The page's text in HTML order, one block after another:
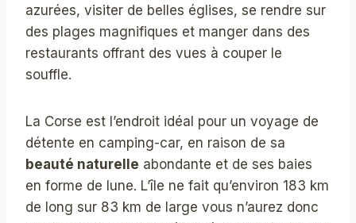
azurées, visiter de belles églises, se rendre sur
des plages magnifiques et manger dans des
restaurants offrant des vues à couper le
souffle.
La Corse est l’endroit idéal pour un voyage de
détente en camping-car, en raison de sa
beauté naturelle abondante et de ses baies
en forme de lune. L’île ne fait qu’environ 183 km
de long sur 83 km de large vous n’aurez donc